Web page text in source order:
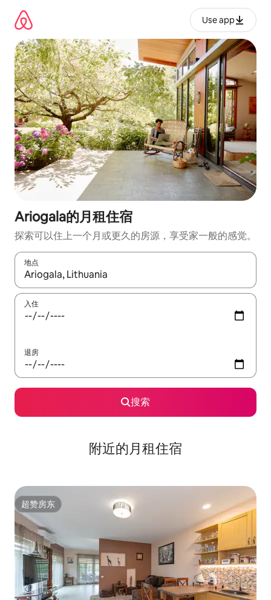
Use app
Ariogala的月租住宿
探索可以住上一个月或更久的房源，享受家一般的感觉。
地点
如有搜索结果，请使用上下方向键查看，或通过点击或滑动手势
入住
退房
搜索
附近的月租住宿
超赞房东
超赞房东